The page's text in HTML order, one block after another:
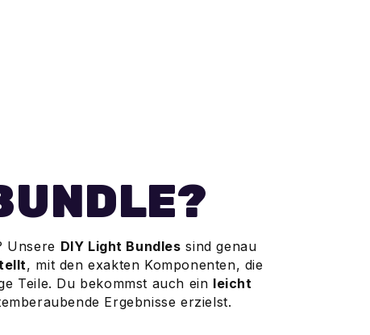
Unsere DIY Light Bundles sind genau
, mit den exakten Komponenten, die
Teile. Du bekommst auch ein leicht
Ergebnisse erzielst.